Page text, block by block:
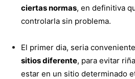
ciertas normas, en definitiva
controlarla sin problema.
El primer dia, seria
sitios diferente, para evitar
estar en un sitio determinado